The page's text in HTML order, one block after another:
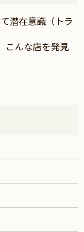
潜在意識（トラ
んな店を発見